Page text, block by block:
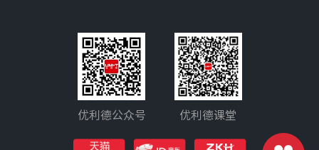
优利德公众号 优利德课堂